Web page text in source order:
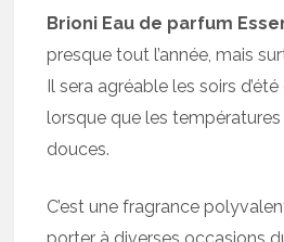
Brioni Eau de parfum
presque tout l’année, mais
Il sera agréable les soirs
lorsque que les
douces.
C’est une fragrance
porter à diverses occasions